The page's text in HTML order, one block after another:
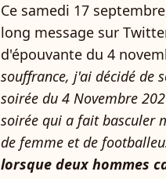
Ce samedi 17
long message sur
d'épouvante du 4
souffrance, j'ai décidé de
soirée du 4 Novembre
soirée qui a fait basculer
de femme et de
lorsque deux hommes